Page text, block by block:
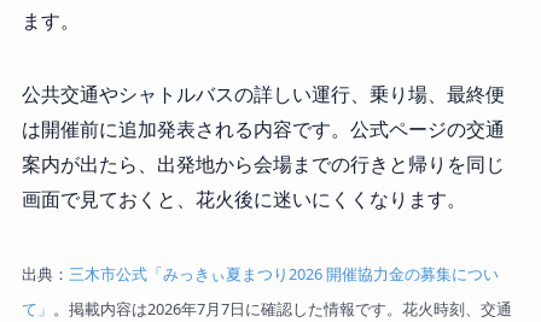
ます。
公共交通やシャトルバスの詳しい運行、乗り場、最終便
は開催前に追加発表される内容です。公式ページの交通
案内が出たら、出発地から会場までの行きと帰りを同じ
画面で見ておくと、花火後に迷いにくくなります。
出典： 三木市公式「みっきぃ夏まつり2026 開催協力金の募集につい
て」 。掲載内容は2026年7月7日に確認した情報です。花火時刻、交通